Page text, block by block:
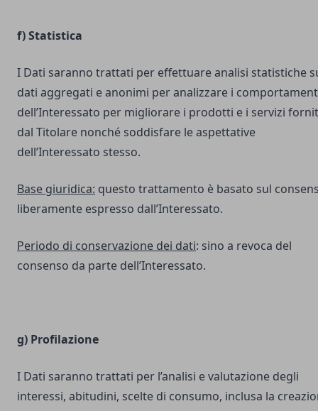
f) Statistica
I Dati saranno trattati per effettuare analisi statistiche
dati aggregati e anonimi per analizzare i
dell’Interessato per migliorare i prodotti e i servizi
dal Titolare nonché soddisfare le aspettative
dell’Interessato stesso.
Base giuridica: questo trattamento è basato sul
liberamente espresso dall’Interessato.
Periodo di conservazione dei dati: sino a revoca del
consenso da parte dell’Interessato.
g) Profilazione
I Dati saranno trattati per l’analisi e valutazione degli
interessi, abitudini, scelte di consumo, inclusa la